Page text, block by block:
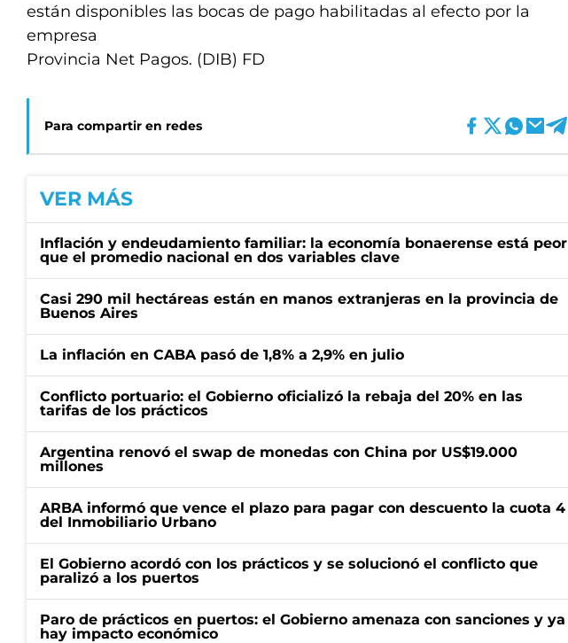
están disponibles las bocas de pago habilitadas al efecto por la
empresa
Provincia Net Pagos. (DIB) FD
Para compartir en redes
VER MÁS
Inflación y endeudamiento familiar: la economía bonaerense está peor
que el promedio nacional en dos variables clave
Casi 290 mil hectáreas están en manos extranjeras en la provincia de
Buenos Aires
La inflación en CABA pasó de 1,8% a 2,9% en julio
Conflicto portuario: el Gobierno oficializó la rebaja del 20% en las
tarifas de los prácticos
Argentina renovó el swap de monedas con China por US$19.000
millones
ARBA informó que vence el plazo para pagar con descuento la cuota 4
del Inmobiliario Urbano
El Gobierno acordó con los prácticos y se solucionó el conflicto que
paralizó a los puertos
Paro de prácticos en puertos: el Gobierno amenaza con sanciones y ya
hay impacto económico